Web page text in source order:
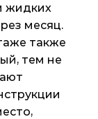
жидких
месяц.
также
тем не